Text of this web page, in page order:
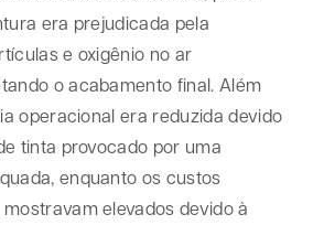
era prejudicada pela
e oxigênio no ar
o acabamento final. Além
operacional era reduzida devido
tinta provocado por uma
enquanto os custos
elevados devido à